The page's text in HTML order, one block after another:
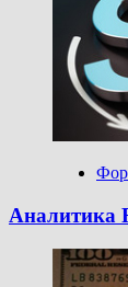
Аналитика